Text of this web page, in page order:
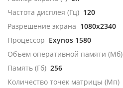
Частота дисплея (Гц) 120
Разрешение экрана 1080x2340
Процессор Exynos 1580
Объем оперативной памяти (Мб)
Память (Гб) 256
Количество точек матрицы (Мп)